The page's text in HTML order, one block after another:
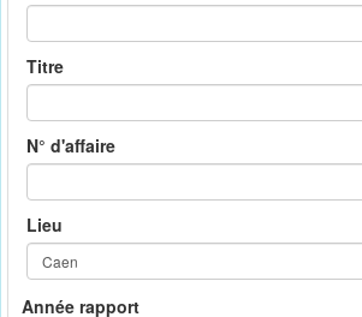
Titre
N° d'affaire
Lieu